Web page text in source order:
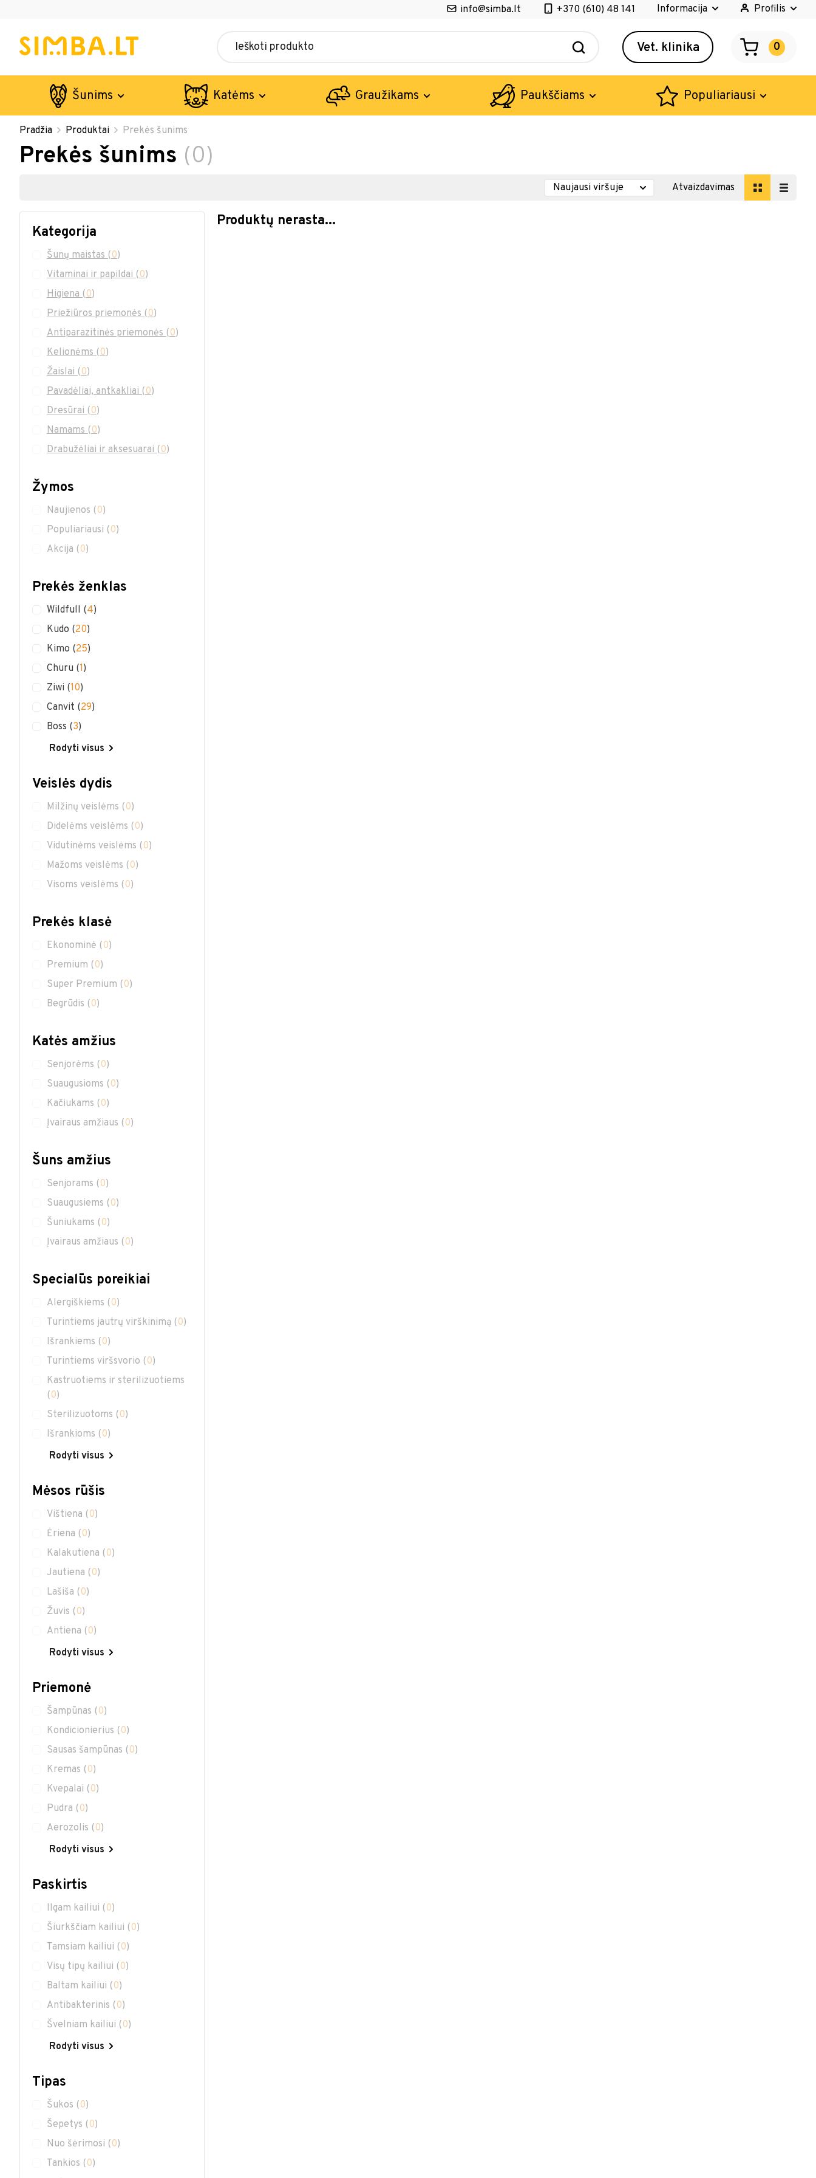
info@simba.lt +370 (610) 48 141 Informacija Profilis
Vet. klinika 0
Šunims Katėms Graužikams Paukščiams Populiariausi
Pradžia Produktai Prekės šunims
Prekės šunims (0)
Atvaizdavimas
Kategorija
Šunų maistas(0)
Vitaminai ir papildai(0)
Higiena(0)
Priežiūros priemonės(0)
Antiparazitinės priemonės(0)
Kelionėms(0)
Žaislai(0)
Pavadėliai, antkakliai(0)
Dresūrai(0)
Namams(0)
Drabužėliai ir aksesuarai(0)
Žymos
Naujienos (0)
Populiariausi (0)
Akcija (0)
Prekės ženklas
Wildfull (4)
Kudo (20)
Kimo (25)
Churu (1)
Ziwi (10)
Canvit (29)
Boss (3)
Rodyti visus
Veislės dydis
Milžinų veislėms (0)
Didelėms veislėms (0)
Vidutinėms veislėms (0)
Mažoms veislėms (0)
Visoms veislėms (0)
Prekės klasė
Ekonominė (0)
Premium (0)
Super Premium (0)
Begrūdis (0)
Katės amžius
Senjorėms (0)
Suaugusioms (0)
Kačiukams (0)
Įvairaus amžiaus (0)
Šuns amžius
Senjorams (0)
Suaugusiems (0)
Šuniukams (0)
Įvairaus amžiaus (0)
Specialūs poreikiai
Alergiškiems (0)
Turintiems jautrų virškinimą (0)
Išrankiems (0)
Turintiems viršsvorio (0)
Kastruotiems ir sterilizuotiems
(0)
Sterilizuotoms (0)
Išrankioms (0)
Rodyti visus
Mėsos rūšis
Vištiena (0)
Ėriena (0)
Kalakutiena (0)
Jautiena (0)
Lašiša (0)
Žuvis (0)
Antiena (0)
Rodyti visus
Priemonė
Šampūnas (0)
Kondicionierius (0)
Sausas šampūnas (0)
Kremas (0)
Kvepalai (0)
Pudra (0)
Aerozolis (0)
Rodyti visus
Paskirtis
Ilgam kailiui (0)
Šiurkščiam kailiui (0)
Tamsiam kailiui (0)
Visų tipų kailiui (0)
Baltam kailiui (0)
Antibakterinis (0)
Švelniam kailiui (0)
Rodyti visus
Tipas
Šukos (0)
Šepetys (0)
Nuo šėrimosi (0)
Tankios (0)
Produktų nerasta...